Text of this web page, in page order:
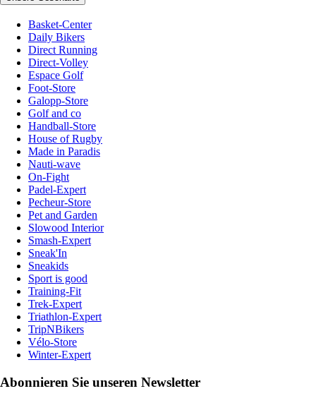
Basket-Center
Daily Bikers
Direct Running
Direct-Volley
Espace Golf
Foot-Store
Galopp-Store
Golf and co
Handball-Store
House of Rugby
Made in Paradis
Nauti-wave
On-Fight
Padel-Expert
Pecheur-Store
Pet and Garden
Slowood Interior
Smash-Expert
Sneak'In
Sneakids
Sport is good
Training-Fit
Trek-Expert
Triathlon-Expert
TripNBikers
Vélo-Store
Winter-Expert
Abonnieren Sie unseren Newsletter